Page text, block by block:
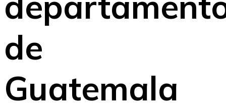
de
Guatemala